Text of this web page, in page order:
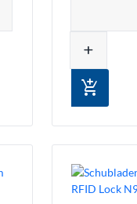
add
add_shopping_cart